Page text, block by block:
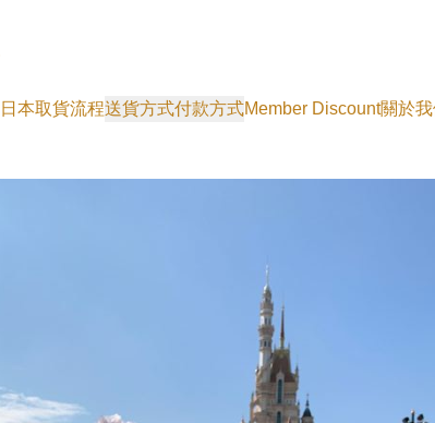
日本取貨流程送貨方式付款方式Member Discount關於我